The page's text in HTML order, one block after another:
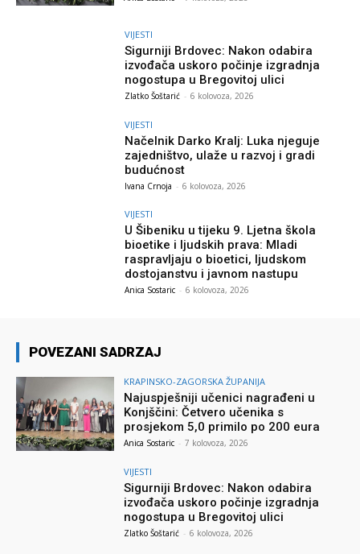
VIJESTI
Sigurniji Brdovec: Nakon odabira
izvođača uskoro počinje izgradnja
nogostupa u Bregovitoj ulici
Zlatko Šoštarić - 6 kolovoza, 2026
VIJESTI
Načelnik Darko Kralj: Luka njeguje
zajedništvo, ulaže u razvoj i gradi
budućnost
Ivana Crnoja - 6 kolovoza, 2026
VIJESTI
U Šibeniku u tijeku 9. Ljetna škola
bioetike i ljudskih prava: Mladi
raspravljaju o bioetici, ljudskom
dostojanstvu i javnom nastupu
Anica Sostaric - 6 kolovoza, 2026
POVEZANI SADRZAJ
KRAPINSKO-ZAGORSKA ŽUPANIJA
Najuspješniji učenici nagrađeni u
Konjščini: Četvero učenika s
prosjekom 5,0 primilo po 200 eura
Anica Sostaric - 7 kolovoza, 2026
VIJESTI
Sigurniji Brdovec: Nakon odabira
izvođača uskoro počinje izgradnja
nogostupa u Bregovitoj ulici
Zlatko Šoštarić - 6 kolovoza, 2026